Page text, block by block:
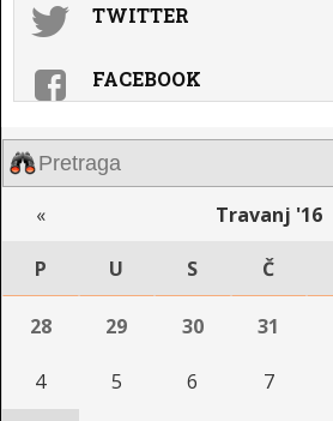
TWITTER
FACEBOOK
« Travanj '16
P U S Č
28 29 30 31
4 5 6 7